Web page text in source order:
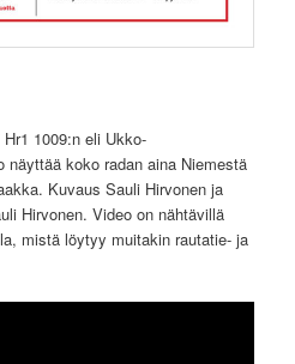
1009:n eli Ukko-
koko radan aina Niemestä
Kuvaus Sauli Hirvonen ja
Hirvonen. Video on nähtävillä
mistä löytyy muitakin rautatie- ja